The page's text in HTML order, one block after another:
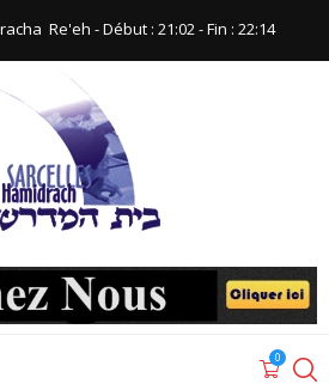
Re'eh‬ - Début : 21:02‬ - Fin : ‪22:14‬
0